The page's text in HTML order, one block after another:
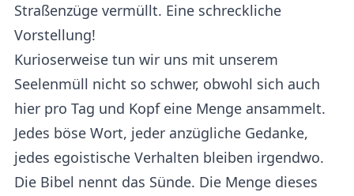
Straßenzüge vermüllt. Eine schreckliche
Vorstellung!
Kurioserweise tun wir uns mit unserem
Seelenmüll nicht so schwer, obwohl sich auch
hier pro Tag und Kopf eine Menge ansammelt.
Jedes böse Wort, jeder anzügliche Gedanke,
jedes egoistische Verhalten bleiben irgendwo.
Die Bibel nennt das Sünde. Die Menge dieses